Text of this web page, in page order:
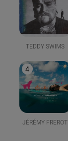
TEDDY SWIMS
4
JÉRÉMY FREROT